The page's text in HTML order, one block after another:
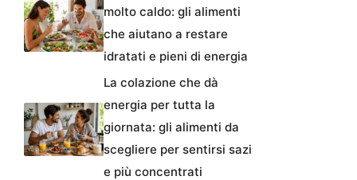
molto caldo: gli alimenti
che aiutano a restare
idratati e pieni di energia
La colazione che dà
energia per tutta la
giornata: gli alimenti da
scegliere per sentirsi sazi
e più concentrati